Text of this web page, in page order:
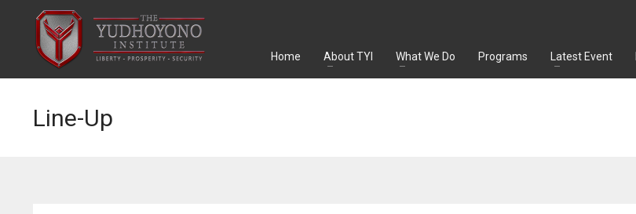
Home About TYI What We Do Programs Latest Event
Line-Up